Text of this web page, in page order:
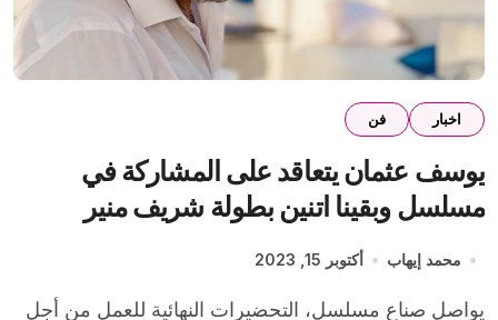
اخبار فن
يوسف عثمان يتعاقد على المشاركة في
مسلسل وبقينا اتنين بطولة شريف منير
محمد إيهاب أكتوبر 15, 2023
يواصل صناع مسلسل، التحضيرات النهائية للعمل من أجل